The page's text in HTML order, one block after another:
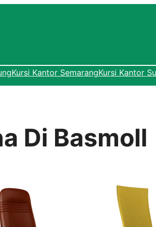
Kursi Kantor SemarangKursi Kantor
Di Basmoll